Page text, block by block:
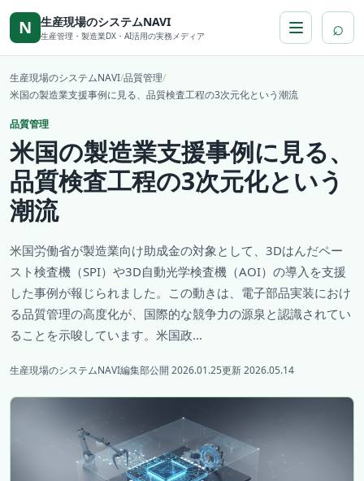
本文へ移動
N 生産現場のシステムNAVI
生産管理・製造業DX・AI活用の実務メディア ⌕
生産現場のシステムNAVI/品質管理/
米国の製造業支援事例に見る、品質検査工程の3次元化という潮流
品質管理
米国の製造業支援事例に見る、
品質検査工程の3次元化という
潮流
米国労働省が製造業向け助成金の対象として、3Dはんだペー
スト検査機（SPI）や3D自動光学検査機（AOI）の導入を支援
した事例が報じられました。この動きは、電子部品実装におけ
る品質管理の高度化が、国際的な競争力の源泉と認識されてい
ることを示唆しています。米国政...
生産現場のシステムNAVI編集部公開 2026.01.25更新 2026.05.14